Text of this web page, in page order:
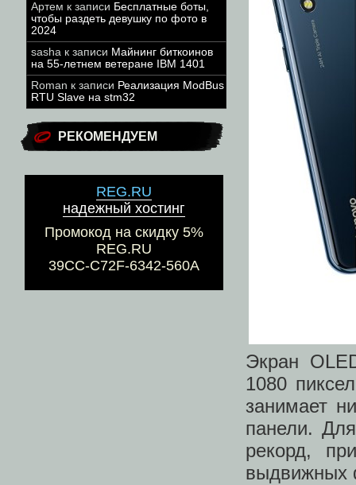
Артем к записи Бесплатные боты,
чтобы раздеть девушку по фото в
2024
sasha к записи Майнинг биткоинов
на 55-летнем ветеране IBM 1401
Roman к записи Реализация ModBus
RTU Slave на stm32
РЕКОМЕНДУЕМ
REG.RU
надежный хостинг
Промокод на скидку 5%
REG.RU
39CC-C72F-6342-560A
Экран
1080
занимает
панели.
рекорд,
выдвижных